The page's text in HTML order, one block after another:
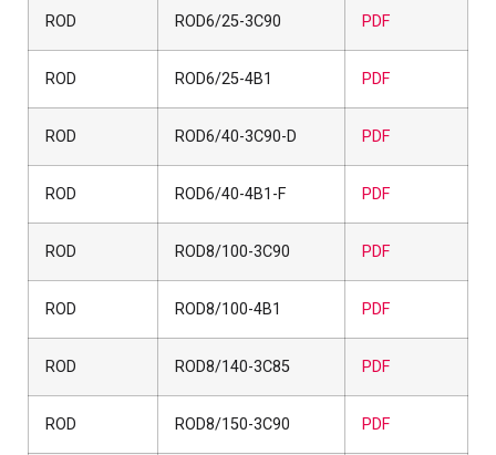
ROD ROD6/25-3C90 PDF
ROD ROD6/25-4B1 PDF
ROD ROD6/40-3C90-D PDF
ROD ROD6/40-4B1-F PDF
ROD ROD8/100-3C90 PDF
ROD ROD8/100-4B1 PDF
ROD ROD8/140-3C85 PDF
ROD ROD8/150-3C90 PDF